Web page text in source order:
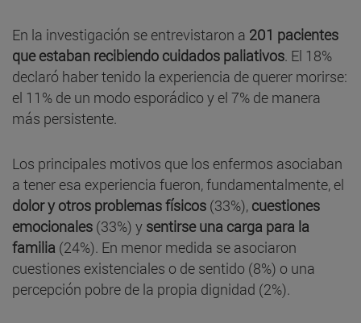
En la investigación se entrevistaron a 201 pacientes
que estaban recibiendo cuidados paliativos. El 18%
declaró haber tenido la experiencia de querer morirse:
el 11% de un modo esporádico y el 7% de manera
más persistente.
Los principales motivos que los enfermos asociaban
a tener esa experiencia fueron, fundamentalmente, el
dolor y otros problemas físicos (33%), cuestiones
emocionales (33%) y sentirse una carga para la
familia (24%). En menor medida se asociaron
cuestiones existenciales o de sentido (8%) o una
percepción pobre de la propia dignidad (2%).